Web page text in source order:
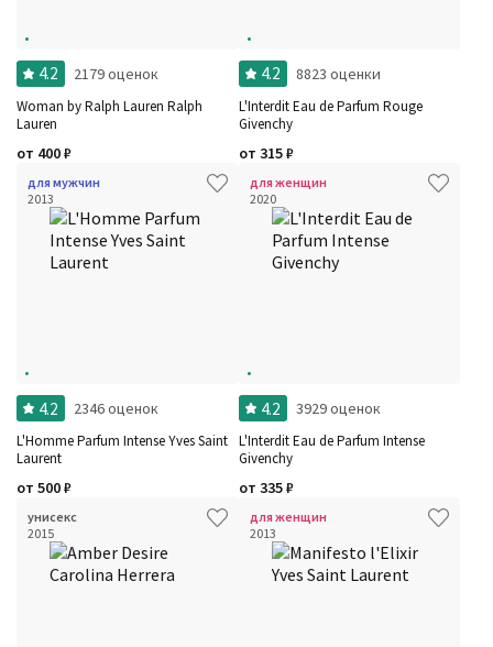
4.2 2179 оценок
Woman by Ralph Lauren Ralph
Lauren
от 400₽
4.2 8823 оценки
L'Interdit Eau de Parfum Rouge
Givenchy
от 315₽
для мужчин
2013
4.2 2346 оценок
L'Homme Parfum Intense Yves Saint
Laurent
от 500₽
для женщин
2020
4.2 3929 оценок
L'Interdit Eau de Parfum Intense
Givenchy
от 335₽
унисекс
2015
для женщин
2013